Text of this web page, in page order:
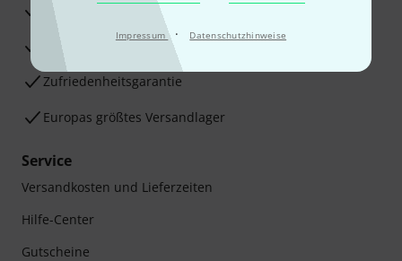
Impressum · Datenschutzhinweise
Reparaturservice
Beratung durch Fachexperten
Zufriedenheitsgarantie
Europas größtes Versandlager
Service
Versandkosten und Lieferzeiten
Hilfe-Center
Gutscheine